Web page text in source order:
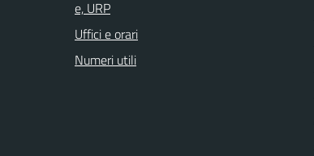
e, URP
Uffici e orari
Numeri utili